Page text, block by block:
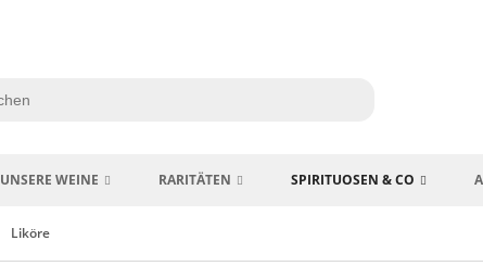
UNSERE WEINE RARITÄTEN SPIRITUOSEN & CO
Liköre